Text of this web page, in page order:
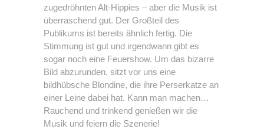
zugedröhnten Alt-Hippies – aber die Musik ist
überraschend gut. Der Großteil des
Publikums ist bereits ähnlich fertig. Die
Stimmung ist gut und irgendwann gibt es
sogar noch eine Feuershow. Um das bizarre
Bild abzurunden, sitzt vor uns eine
bildhübsche Blondine, die ihre Perserkatze an
einer Leine dabei hat. Kann man machen…
Rauchend und trinkend genießen wir die
Musik und feiern die Szenerie!